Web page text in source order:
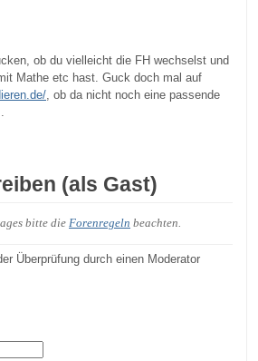
ob du vielleicht die FH wechselst und
Mathe etc hast. Guck doch mal auf
, ob da nicht noch eine passende
(als Gast)
bitte die Forenregeln beachten.
Überprüfung durch einen Moderator